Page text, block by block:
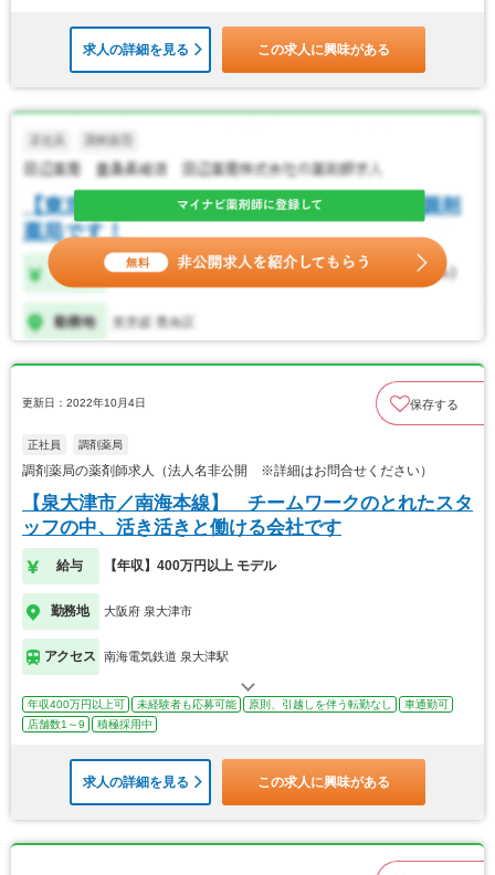
求人の詳細を見る この求人に興味がある
更新日：2022年10月4日 保存する
正社員 調剤薬局
調剤薬局の薬剤師求人（法人名非公開 ※詳細はお問合せください）
【泉大津市／南海本線】 チームワークのとれたスタ
ッフの中、活き活きと働ける会社です
給与 【年収】400万円以上 モデル
勤務地 大阪府 泉大津市
アクセス 南海電気鉄道 泉大津駅
年収400万円以上可 未経験者も応募可能 原則、引越しを伴う転勤なし
車通勤可
店舗数1～9
積極採用中
求人の詳細を見る この求人に興味がある